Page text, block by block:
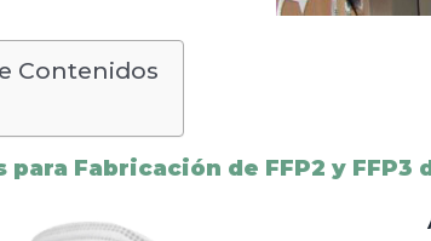
Contenidos
para Fabricación de FFP2 y FFP3